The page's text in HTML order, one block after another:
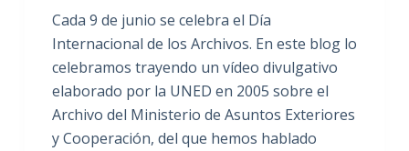
Cada 9 de junio se celebra el Día
Internacional de los Archivos. En este blog lo
celebramos trayendo un vídeo divulgativo
elaborado por la UNED en 2005 sobre el
Archivo del Ministerio de Asuntos Exteriores
y Cooperación, del que hemos hablado